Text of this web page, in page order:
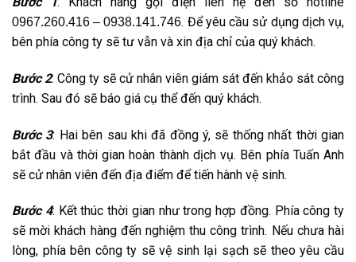
0967.260.416 – 0938.141.746. Để yêu cầu sử dụng dịch vụ,
bên phía công ty sẽ tư vẫn và xin địa chỉ của quý khách.
Bước 2: Công ty sẽ cử nhân viên giám sát đến khảo sát công
trình. Sau đó sẽ báo giá cụ thể đến quý khách.
Bước 3: Hai bên sau khi đã đồng ý, sẽ thống nhất thời gian
bắt đầu và thời gian hoàn thành dịch vụ. Bên phía Tuấn Anh
sẽ cử nhân viên đến địa điểm để tiến hành vệ sinh.
Bước 4: Kết thúc thời gian như trong hợp đồng. Phía công ty
sẽ mời khách hàng đến nghiệm thu công trình. Nếu chưa hài
lòng, phía bên công ty sẽ vệ sinh lại sạch sẽ theo yêu cầu